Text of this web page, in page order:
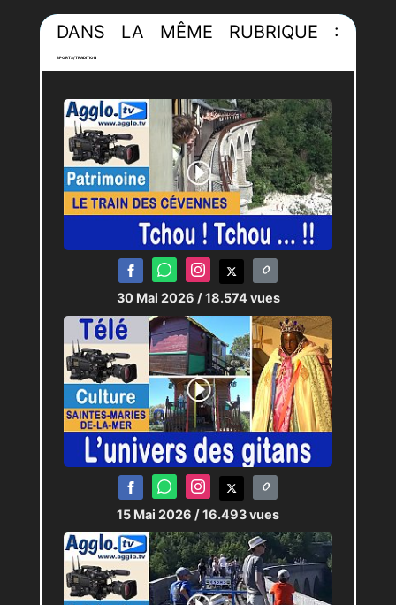
DANS LA MÊME RUBRIQUE :
SPORTS/TRADITION
30 Mai 2026 / 18.574 vues
15 Mai 2026 / 16.493 vues